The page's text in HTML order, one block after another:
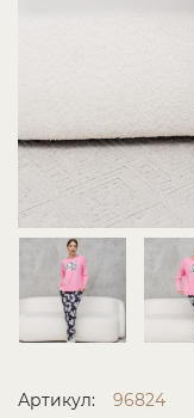
Артикул: 96824